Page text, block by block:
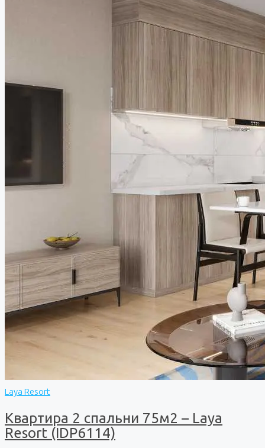
Laya Resort
Квартира 2 спальни 75м2 – Laya
Resort (IDP6114)